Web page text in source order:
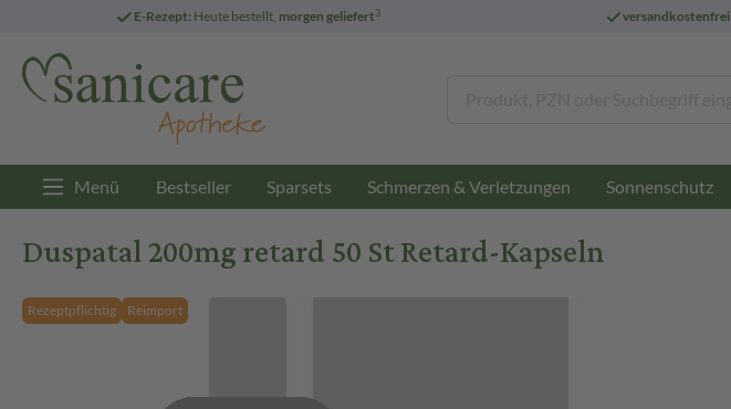
E-Rezept: Heute bestellt, morgen geliefert3 versandkostenfrei
Menü Bestseller Sparsets Schmerzen & Verletzungen Sonnenschutz
Duspatal 200mg retard 50 St Retard-Kapseln
Rezeptpflichtig Reimport